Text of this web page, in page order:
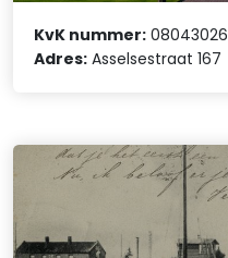
KvK nummer: 08043026
Adres: Asselsestraat 167